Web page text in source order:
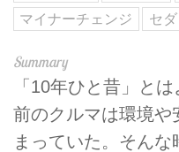
マイナーチェンジ
セ
「10年ひと昔」と
前のクルマは環境や
まっていた。そん